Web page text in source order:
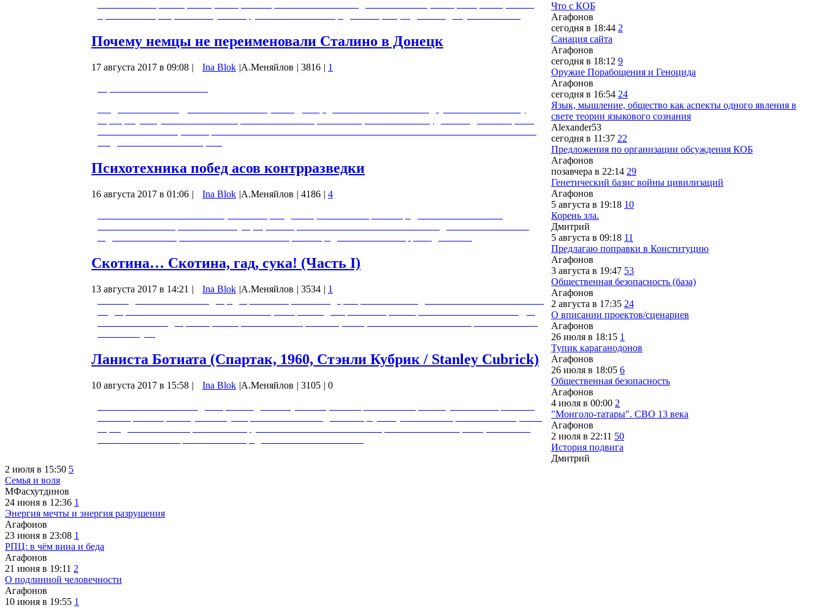
Почему немцы не переименовали Сталино в Донецк
17 августа 2017 в 09:08 | Ina Blok |A.Меняйлов | 3816 | 1
Психотехника побед асов контрразведки
16 августа 2017 в 01:06 | Ina Blok |А.Меняйлов | 4186 | 4
Скотина… Скотина, гад, сука! (Часть I)
13 августа 2017 в 14:21 | Ina Blok |A.Меняйлов | 3534 | 1
Ланиста Ботиата (Спартак, 1960, Стэнли Кубрик / Stanley Cubrick)
10 августа 2017 в 15:58 | Ina Blok |А.Меняйлов | 3105 | 0
Что с КОБ
Агафонов
сегодня в 18:44 2
Санация сайта
Агафонов
сегодня в 18:12 9
Оружие Порабощения и Геноцида
Агафонов
сегодня в 16:54 24
Язык, мышление, общество как аспекты одного явления в
свете теории языкового сознания
Alexander53
сегодня в 11:37 22
Предложения по организации обсуждения КОБ
Агафонов
позавчера в 22:14 29
Генетический базис войны цивилизаций
Агафонов
5 августа в 19:18 10
Корень зла.
Дмитрий
5 августа в 09:18 11
Предлагаю поправки в Конституцию
Агафонов
3 августа в 19:47 53
Общественная безопасность (база)
Агафонов
2 августа в 17:35 24
О вписании проектов/сценариев
Агафонов
26 июля в 18:15 1
Тупик караганодонов
Агафонов
26 июля в 18:05 6
Общественная безопасность
Агафонов
4 июля в 00:00 2
"Монголо-татары". СВО 13 века
Агафонов
2 июля в 22:11 50
История подвига
Дмитрий
2 июля в 15:50 5
Семья и воля
МФасхутдинов
24 июня в 12:36 1
Энергия мечты и энергия разрушения
Агафонов
23 июня в 23:08 1
РПЦ: в чём вина и беда
Агафонов
21 июня в 19:11 2
О подлинной человечности
Агафонов
10 июня в 19:55 1